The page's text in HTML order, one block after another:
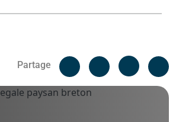
Partage
Facebook
Linked